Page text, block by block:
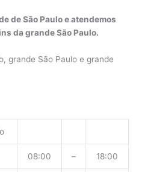
de São Paulo e atendemos
da grande São Paulo.
grande São Paulo e grande
08:00 – 18:00